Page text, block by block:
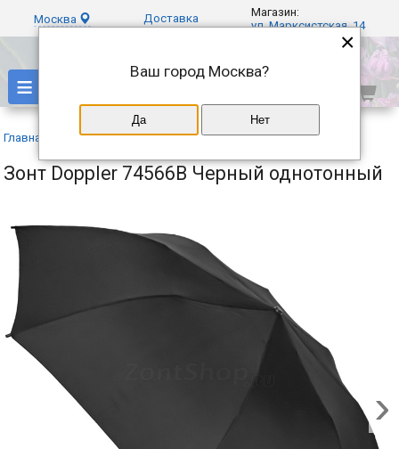
Москва Доставка
Магазин:
ул. Марксистская, 14
≡
Главная Каталог» Doppler»
Зонт Doppler 74566B Черный однотонный
×
Ваш город Москва?
Да Нет